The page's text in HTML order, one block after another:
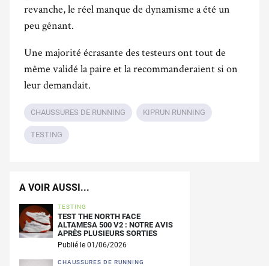
revanche, le réel manque de dynamisme a été un
peu gênant.
Une majorité écrasante des testeurs ont tout de
même validé la paire et la recommanderaient si on
leur demandait.
CHAUSSURES DE RUNNING KIPRUN RUNNING
TESTING
A VOIR AUSSI...
TESTING
TEST THE NORTH FACE
ALTAMESA 500 V2 : NOTRE AVIS
APRÈS PLUSIEURS SORTIES
Publié le 01/06/2026
CHAUSSURES DE RUNNING